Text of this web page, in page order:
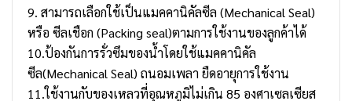
9. สามารถเลือกใช้เป็นแมคคานิคัลซีล (Mechanical Seal)
หรือ ซีลเชือก (Packing seal)ตามการใช้งานของลูกค้าได้
10.ป้องกันการรั่วซึมของน้ำโดยใช้แมคคานิคัล
ซีล(Mechanical Seal) ถนอมเพลา ยืดอายุการใช้งาน
11.ใช้งานกับของเหลวที่อุณหภูมิไม่เกิน 85 องศาเซลเซียส